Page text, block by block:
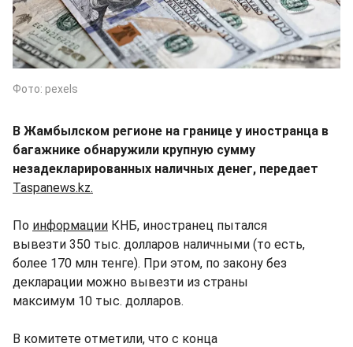
Фото: pexels
В Жамбылском регионе на границе у иностранца в
багажнике обнаружили крупную сумму
незадекларированных наличных денег, передает
Taspanews.kz.
По информации КНБ, иностранец пытался
вывезти 350 тыс. долларов наличными (то есть,
более 170 млн тенге). При этом, по закону без
декларации можно вывезти из страны
максимум 10 тыс. долларов.
В комитете отметили, что с конца